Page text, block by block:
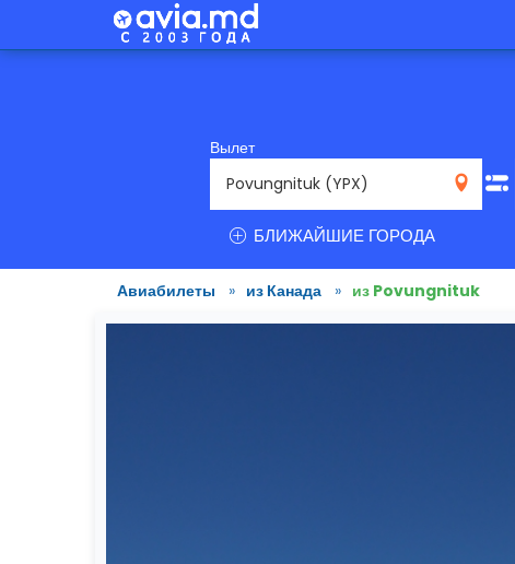
Вылет
БЛИЖАЙШИЕ ГОРОДА
Авиабилеты » из Канада » из Povungnituk